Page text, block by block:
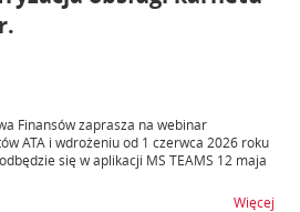
Finansów zaprasza na webinar
ATA i wdrożeniu od 1 czerwca 2026 roku
się w aplikacji MS TEAMS 12 maja
Więcej